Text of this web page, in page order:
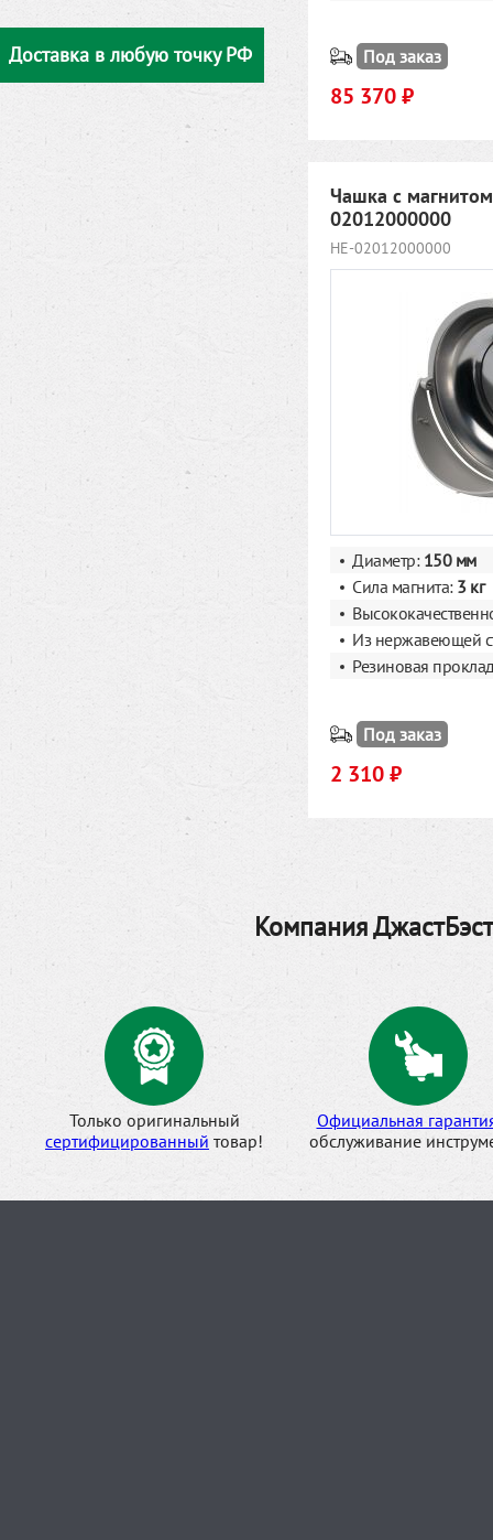
Доставка в любую точку РФ Под заказ
85 370 ₽
Чашка с магнитом
02012000000
HE-02012000000
Диаметр: 150 мм
Сила магнита: 3 кг
Из нержавеющей
Резиновая
Под заказ
2 310 ₽
Компания
Только оригинальный
сертифицированный товар!
Официальная
обслуживание